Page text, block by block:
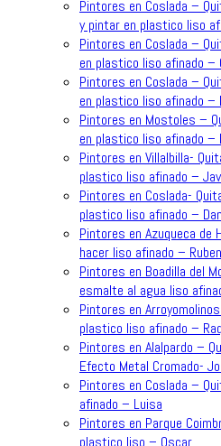
Pintores en Coslada –
y pintar en plastico liso
Pintores en Coslada –
en plastico liso afinado –
Pintores en Coslada –
en plastico liso afinado –
Pintores en Mostoles –
en plastico liso afinado –
Pintores en Villalbilla-
plastico liso afinado –
Pintores en Coslada-
plastico liso afinado –
Pintores en Azuqueca de
hacer liso afinado – Ruben
Pintores en Boadilla del
esmalte al agua liso
Pintores en
plastico liso afinado –
Pintores en Alalpardo –
Efecto Metal Cromado-
Pintores en Coslada –
afinado – Luisa
Pintores en Parque
plastico liso – Oscar